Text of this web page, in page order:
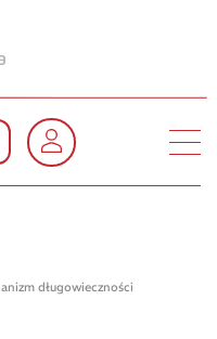
długowieczności